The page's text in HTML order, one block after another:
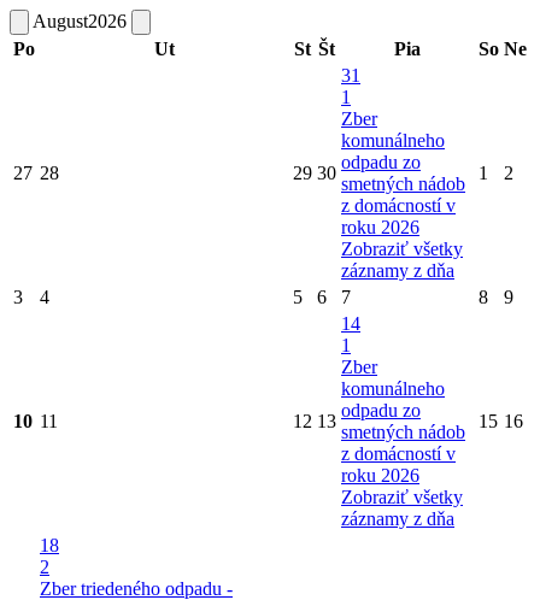
August2026
Po
Ut St Št Pia So Ne
27 28 29 30
31
1
Zber
komunálneho
odpadu zo
smetných nádob
z domácností v
roku 2026
Zobraziť všetky
záznamy z dňa
1 2
3 4 5 6 7 8 9
10 11 12 13
14
1
Zber
komunálneho
odpadu zo
smetných nádob
z domácností v
roku 2026
Zobraziť všetky
záznamy z dňa
15 16
18
2
Zber triedeného odpadu -